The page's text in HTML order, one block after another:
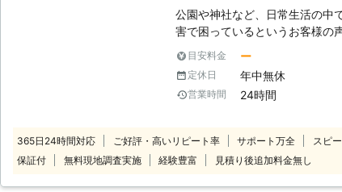
相談いただければ、休日でも対
いいたします。
公園や神社など、日常生活の中
害で困っているというお客様の
られ完全に住み着いてしまっ
「業者に依頼して駆除してもら
うな鳩に関して、お困りお悩み
盟している専門業者では、その
困り・お悩みの際は、お気軽にご相談ください
て】 鳩の駆除をご自身で行っ
あります。 ・ドバトの狩猟禁止
で捕獲可能。 ・意図的に衰弱
目安料金 ー
定休日 年中無休
営業時間 24時間
365日24時間対応 ご好評・高いリピート率 サポート万全 スピ
保証付
無料現地調査実施 経験豊富 見積り後追加料金無し